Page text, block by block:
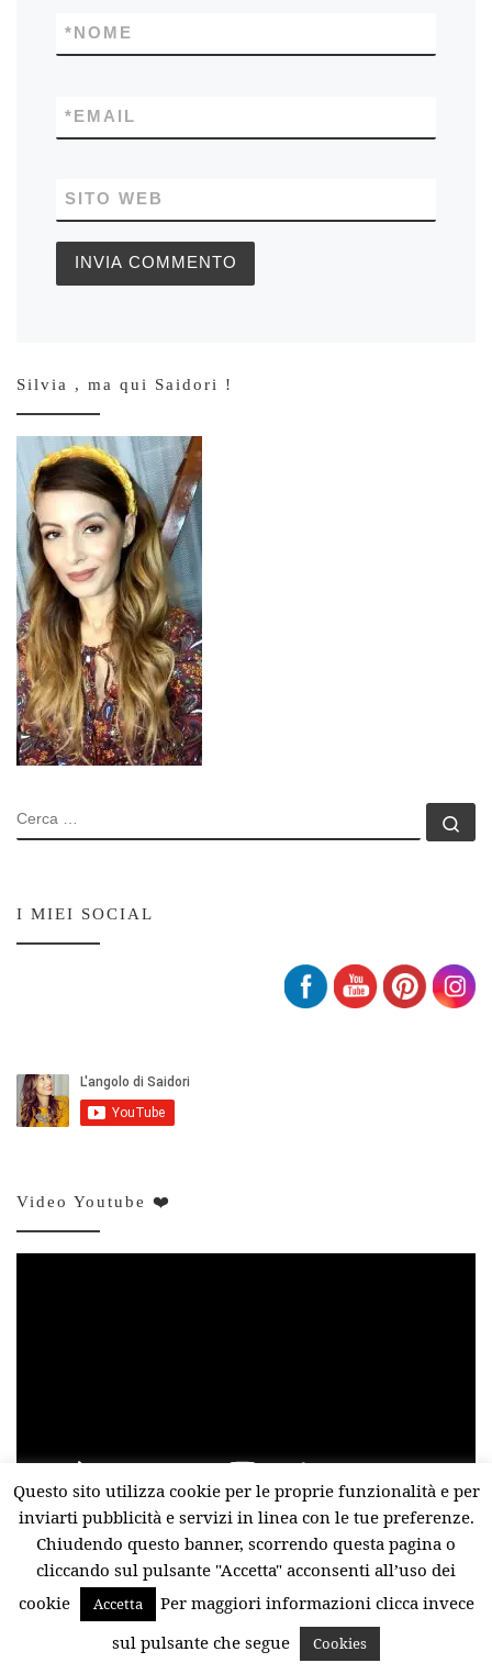
NOME
*
EMAIL
*
SITO WEB
Silvia , ma qui Saidori !
CERCA
I MIEI SOCIAL
Video Youtube ❤️
00:00 11:57
INSTAGRAM @saidori
Questo sito utilizza cookie per le proprie funzionalità e per
inviarti pubblicità e servizi in linea con le tue preferenze.
Chiudendo questo banner, scorrendo questa pagina o
cliccando sul pulsante "Accetta" acconsenti all’uso dei
cookie
Accetta
Per maggiori informazioni clicca invece
sul pulsante che segue
Cookies